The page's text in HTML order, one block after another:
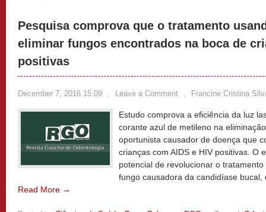
Pesquisa comprova que o tratamento
eliminar fungos encontrados na boca de
positivas
December 7, 2016 15:09 , Leave a Comment , Francine Cristina
Estudo comprova a eficiência da luz
corante azul de metileno na
oportunista causador de doença que
crianças com AIDS e HIV positivas. O
potencial de revolucionar o
fungo causadora da candidíase
Read More →